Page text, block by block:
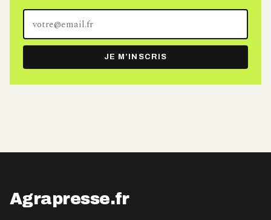
adresse
e-
mail
JE M’INSCRIS
Agrapresse.fr